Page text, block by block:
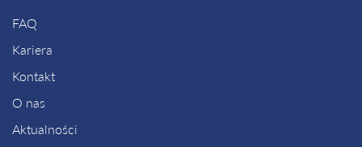
FAQ
Kariera
Kontakt
O nas
Aktualności